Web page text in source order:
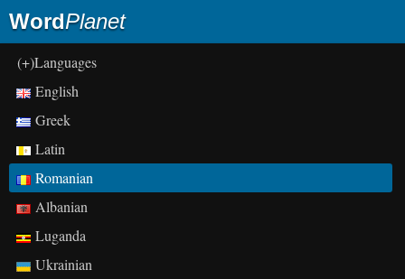
WordPlanet
(+)Languages
English
Greek
Latin
Romanian
Albanian
Luganda
Ukrainian